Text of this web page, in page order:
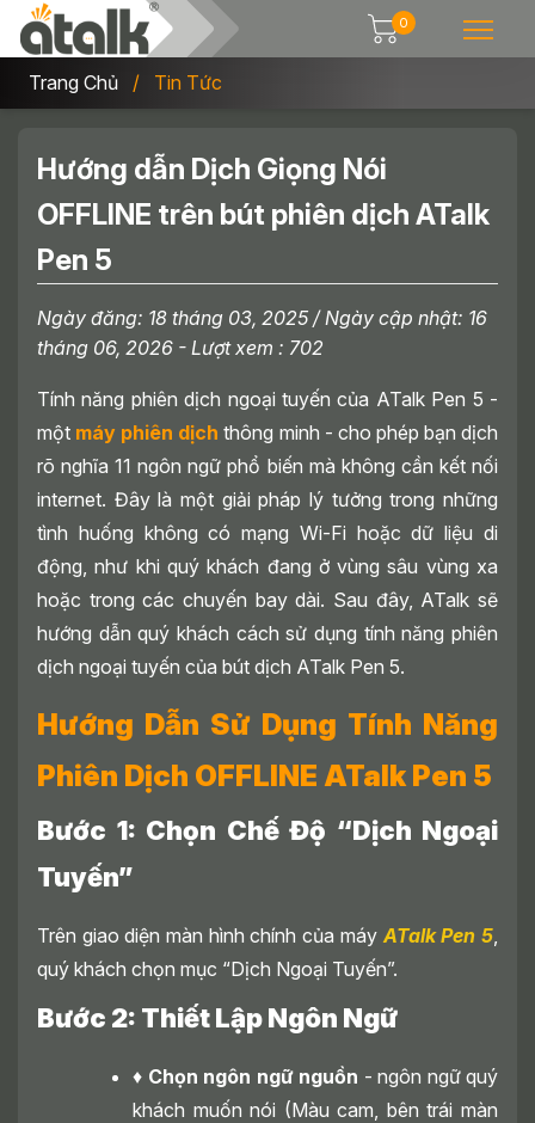
0
Trang Chủ Tin Tức
Hướng dẫn Dịch Giọng Nói
OFFLINE trên bút phiên dịch ATalk
Pen 5
Ngày đăng: 18 tháng 03, 2025 / Ngày cập nhật: 16
tháng 06, 2026 - Lượt xem : 702
Tính năng phiên dịch ngoại tuyến của ATalk Pen 5 -
một máy phiên dịchthông minh - cho phép bạn dịch
rõ nghĩa 11 ngôn ngữ phổ biến mà không cần kết nối
internet. Đây là một giải pháp lý tưởng trong những
tình huống không có mạng Wi-Fi hoặc dữ liệu di
động, như khi quý khách đang ở vùng sâu vùng xa
hoặc trong các chuyến bay dài. Sau đây, ATalk sẽ
hướng dẫn quý khách cách sử dụng tính năng phiên
dịch ngoại tuyến của bút dịch ATalk Pen 5.
Hướng Dẫn Sử Dụng Tính Năng
Phiên Dịch OFFLINE ATalk Pen 5
Bước 1: Chọn Chế Độ “Dịch Ngoại
Tuyến”
Trên giao diện màn hình chính của máy ATalk Pen 5
quý khách chọn mục “Dịch Ngoại Tuyến”.
Bước 2: Thiết Lập Ngôn Ngữ
♦ Chọn ngôn ngữ nguồn - ngôn ngữ quý
khách muốn nói (Màu cam, bên trái màn